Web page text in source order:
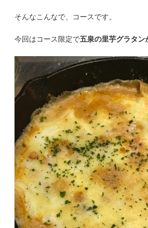
そんなこんなで、コースです。
今回はコース限定で五泉の里芋グラタン